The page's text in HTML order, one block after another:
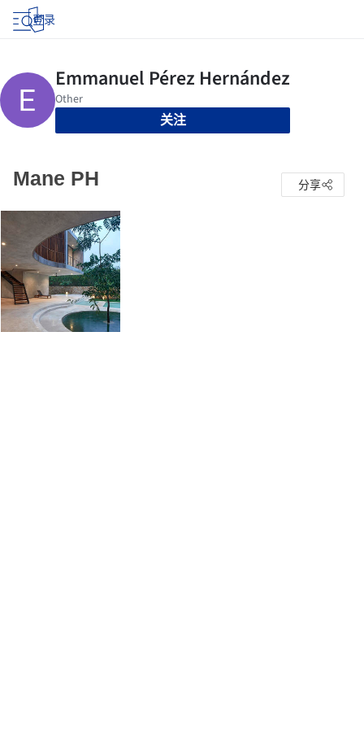
登录
关注
Mane PH 分享